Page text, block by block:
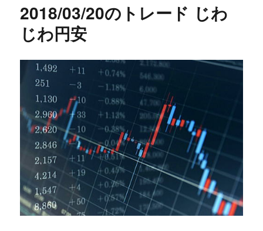
2018/03/20のトレード じわ
じわ円安